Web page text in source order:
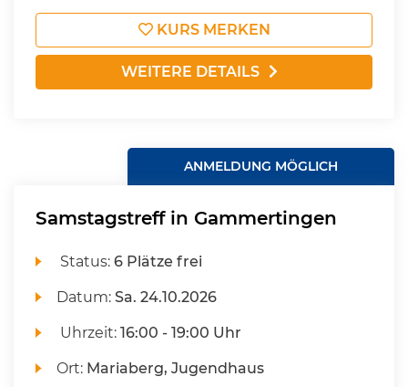
KURS MERKEN
WEITERE DETAILS
ANMELDUNG MÖGLICH
Samstagstreff in Gammertingen
Status:6 Plätze frei
Datum:Sa. 24.10.2026
Uhrzeit:16:00 - 19:00 Uhr
Ort: Mariaberg, Jugendhaus